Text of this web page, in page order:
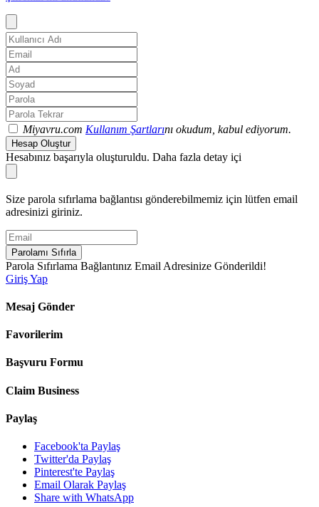
Miyavru.com Kullanım Şartlarını okudum, kabul ediyorum.
Hesap Oluştur
Hesabınız başarıyla oluşturuldu. Daha fazla detay içi
Size parola sıfırlama bağlantısı gönderebilmemiz için lütfen email
adresinizi giriniz.
Parolamı Sıfırla
Parola Sıfırlama Bağlantınız Email Adresinize Gönderildi!
Giriş Yap
Mesaj Gönder
Favorilerim
Başvuru Formu
Claim Business
Paylaş
Facebook'ta Paylaş
Twitter'da Paylaş
Pinterest'te Paylaş
Email Olarak Paylaş
Share with WhatsApp